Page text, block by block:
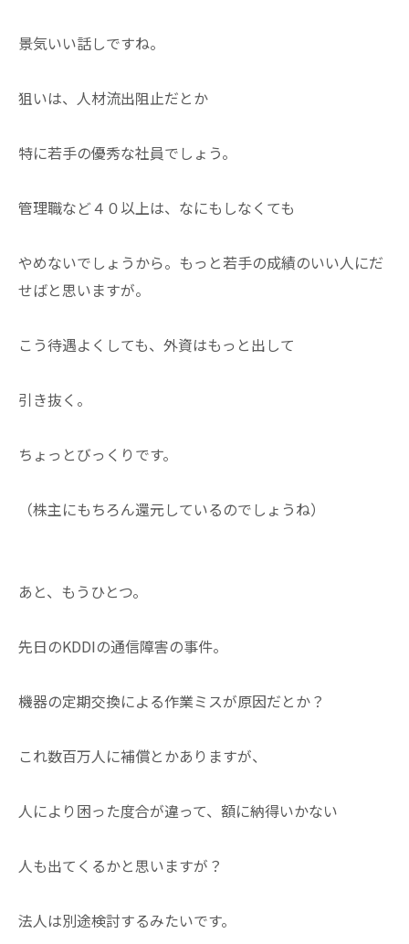
景気いい話しですね。
狙いは、人材流出阻止だとか
特に若手の優秀な社員でしょう。
管理職など４０以上は、なにもしなくても
やめないでしょうから。もっと若手の成績のいい人にだ
せばと思いますが。
こう待遇よくしても、外資はもっと出して
引き抜く。
ちょっとびっくりです。
（株主にもちろん還元しているのでしょうね）
あと、もうひとつ。
先日のKDDIの通信障害の事件。
機器の定期交換による作業ミスが原因だとか？
これ数百万人に補償とかありますが、
人により困った度合が違って、額に納得いかない
人も出てくるかと思いますが？
法人は別途検討するみたいです。